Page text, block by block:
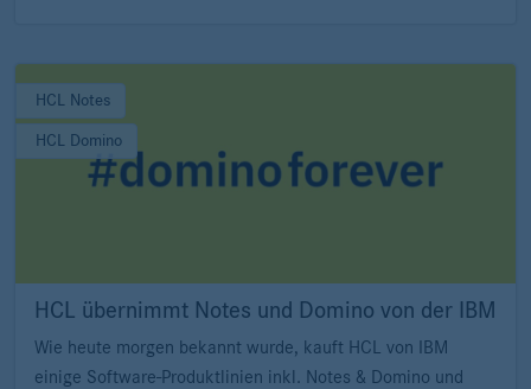
HCL Notes
HCL Domino
HCL übernimmt Notes und Domino von der IBM
Wie heute morgen bekannt wurde, kauft HCL von IBM
einige Software-Produktlinien inkl. Notes & Domino und